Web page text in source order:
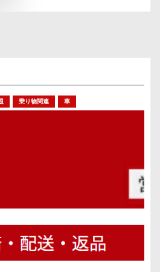
乗り物関連 車